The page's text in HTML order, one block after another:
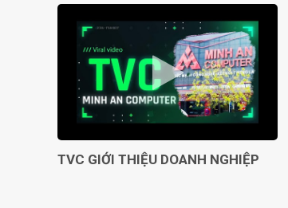
TVC GIỚI THIỆU DOANH NGHIỆP